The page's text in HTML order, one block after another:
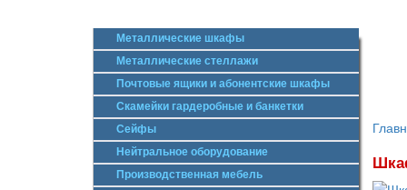
Металлические шкафы
Металлические стеллажи
Почтовые ящики и абонентские шкафы
Скамейки гардеробные и банкетки
Сейфы
Нейтральное оборудование
Производственная мебель